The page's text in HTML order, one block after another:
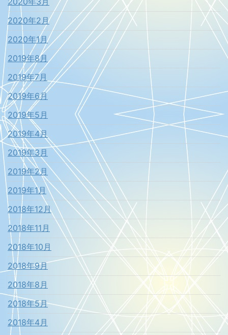
2020年2月
2020年1月
2019年8月
2019年7月
2019年6月
2019年5月
2019年4月
2019年3月
2019年2月
2019年1月
2018年12月
2018年11月
2018年10月
2018年9月
2018年8月
2018年5月
2018年4月